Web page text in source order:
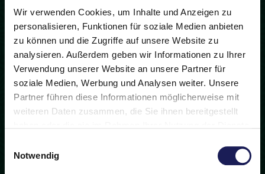
Wir verwenden Cookies, um Inhalte und Anzeigen zu
personalisieren, Funktionen für soziale Medien anbieten
zu können und die Zugriffe auf unsere Website zu
analysieren. Außerdem geben wir Informationen zu Ihrer
Verwendung unserer Website an unsere Partner für
soziale Medien, Werbung und Analysen weiter. Unsere
Partner führen diese Informationen möglicherweise mit
weiteren Daten zusammen, die Sie ihnen bereitgestellt
Notwendig